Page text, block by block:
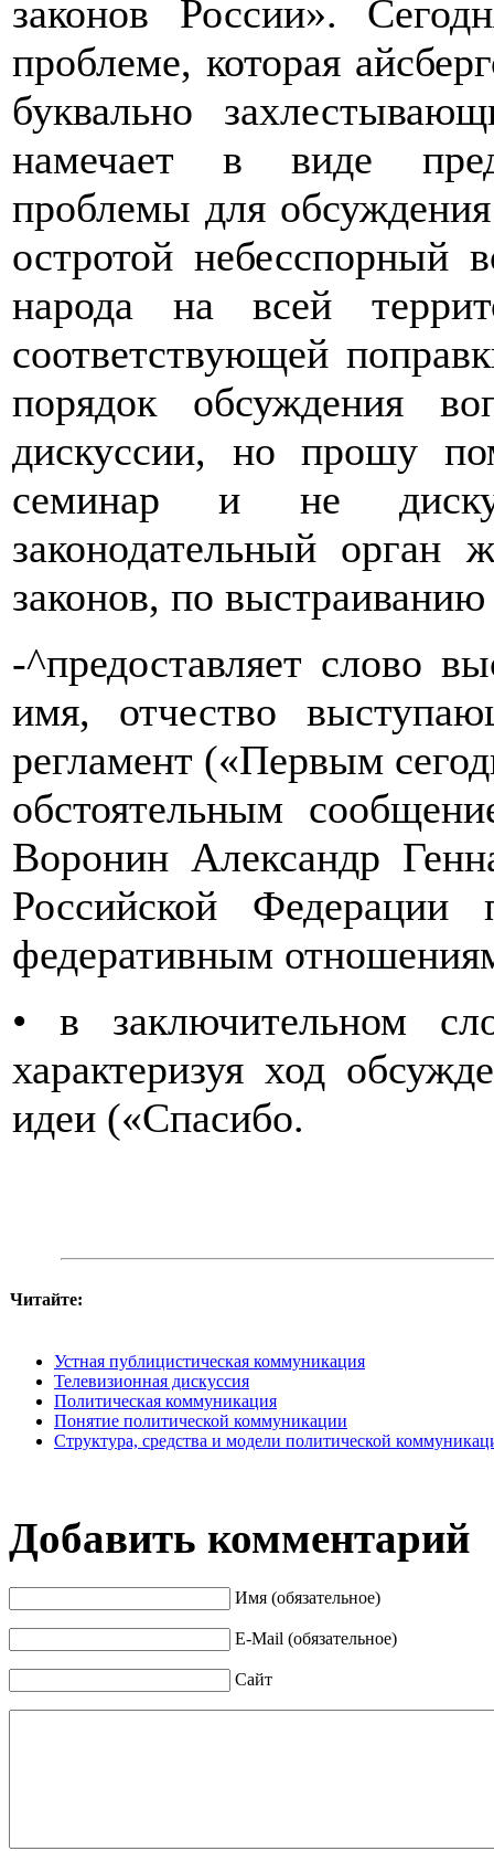
законов России».
проблеме, которая
буквально
намечает в виде
проблемы для
остротой небесспорный
народа на всей
соответствующей
порядок обсуждения
дискуссии, но прошу
семинар и не
законодательный
законов, по
-^предоставляет слово
имя, отчество
регламент («Первым
обстоятельным
Воронин Александр
Российской
федеративным
• в заключительном
характеризуя ход
идеи («Спасибо.
Читайте:
Устная публицистическая коммуникация
Телевизионная дискуссия
Политическая коммуникация
Понятие политической коммуникации
Структура, средства и модели политической
Добавить комментарий
Имя (обязательное)
E-Mail (обязательное)
Сайт